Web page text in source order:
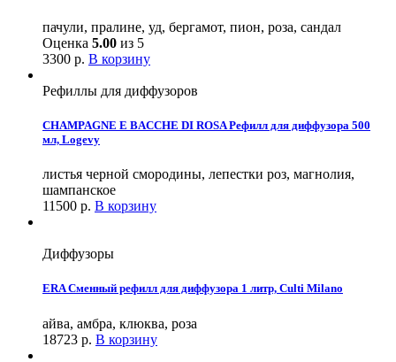
пачули, пралине, уд, бергамот, пион, роза, сандал
Оценка 5.00 из 5
3300 р. В корзину
Рефиллы для диффузоров
CHAMPAGNE E BACCHE DI ROSA Рефилл для диффузора 500
мл, Logevy
листья черной смородины, лепестки роз, магнолия,
шампанское
11500 р. В корзину
Диффузоры
ERA Сменный рефилл для диффузора 1 литр, Culti Milano
айва, амбра, клюква, роза
18723 р. В корзину